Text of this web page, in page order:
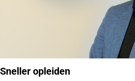
Sneller opleiden